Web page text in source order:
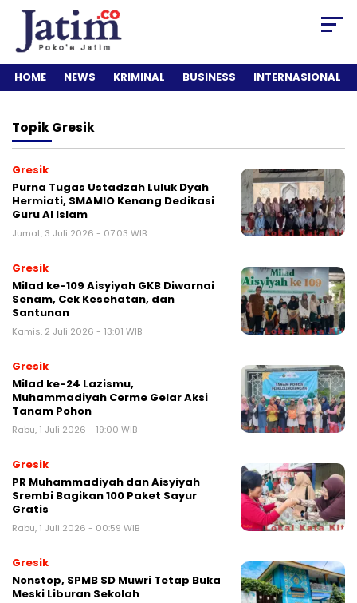
HOME NEWS KRIMINAL BUSINESS INTERNASIONAL
TopikGresik
Gresik
Purna Tugas Ustadzah Luluk Dyah
Hermiati, SMAMIO Kenang Dedikasi
Guru Al Islam
Jumat, 3 Juli 2026 - 07:03 WIB
Gresik
Milad ke-109 Aisyiyah GKB Diwarnai
Senam, Cek Kesehatan, dan
Santunan
Kamis, 2 Juli 2026 - 13:01 WIB
Gresik
Milad ke-24 Lazismu,
Muhammadiyah Cerme Gelar Aksi
Tanam Pohon
Rabu, 1 Juli 2026 - 19:00 WIB
Gresik
PR Muhammadiyah dan Aisyiyah
Srembi Bagikan 100 Paket Sayur
Gratis
Rabu, 1 Juli 2026 - 00:59 WIB
Gresik
Nonstop, SPMB SD Muwri Tetap Buka
Meski Liburan Sekolah